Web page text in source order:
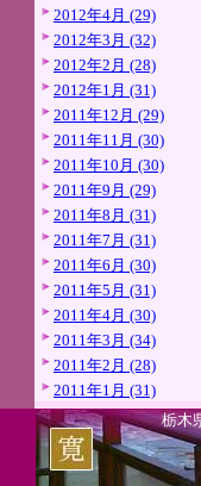
2012年4月 (29)
2012年3月 (32)
2012年2月 (28)
2012年1月 (31)
2011年12月 (29)
2011年11月 (30)
2011年10月 (30)
2011年9月 (29)
2011年8月 (31)
2011年7月 (31)
2011年6月 (30)
2011年5月 (31)
2011年4月 (30)
2011年3月 (34)
2011年2月 (28)
2011年1月 (31)
栃木